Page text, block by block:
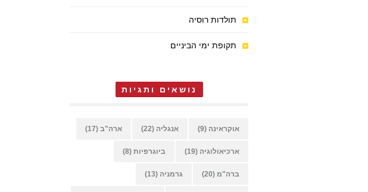
תולדות רוסיה
תקופת ימי הביניים
נושאים ותגיות
אוקראינה (9) אנגליה (22) ארה"ב (17)
ארכיאולוגיה (19) ביוגרפיות (8)
ברה"מ (20) גרמניה (13)